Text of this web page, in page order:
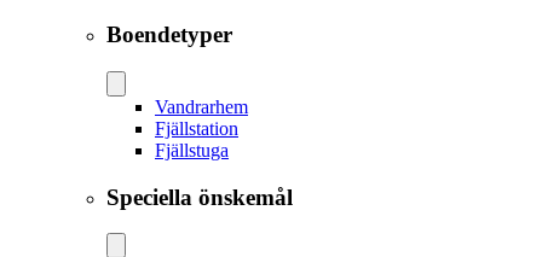
Boendetyper
Vandrarhem
Fjällstation
Fjällstuga
Speciella önskemål